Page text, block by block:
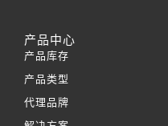
产品中心
产品库存
产品类型
代理品牌